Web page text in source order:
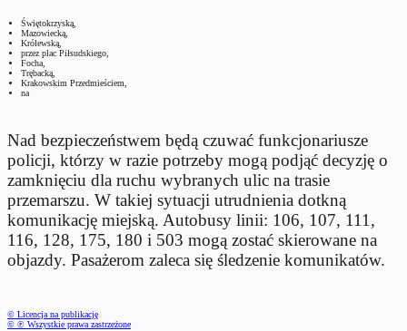
Świętokrzyską,
Mazowiecką,
Królewską,
przez plac Piłsudskiego,
Focha,
Trębacką,
Krakowskim Przedmieściem,
na
Nad bezpieczeństwem będą czuwać funkcjonariusze
policji, którzy w razie potrzeby mogą podjąć decyzję o
zamknięciu dla ruchu wybranych ulic na trasie
przemarszu. W takiej sytuacji utrudnienia dotkną
komunikację miejską. Autobusy linii: 106, 107, 111,
116, 128, 175, 180 i 503 mogą zostać skierowane na
objazdy. Pasażerom zaleca się śledzenie komunikatów.
© Licencja na publikację
© ℗ Wszystkie prawa zastrzeżone